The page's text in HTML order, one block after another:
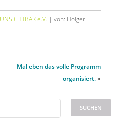
UNSICHTBAR e.V. | von: Holger
Mal eben das volle Programm
organisiert.»